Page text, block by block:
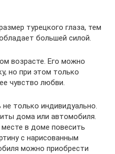
турецкого глаза, тем
большей силой.
возрасте. Его можно
но при этом только
чувство любви.
только индивидуально.
дома или автомобиля.
в доме повесить
с нарисованным
можно приобрести